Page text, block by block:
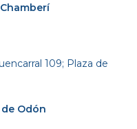
109; Plaza de
Odón